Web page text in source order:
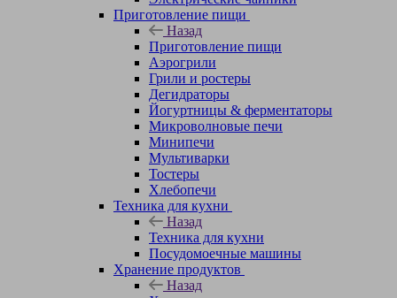
Приготовление пищи
Назад
Приготовление пищи
Аэрогрили
Грили и ростеры
Дегидраторы
Йогуртницы & ферментаторы
Микроволновые печи
Минипечи
Мультиварки
Тостеры
Хлебопечи
Техника для кухни
Назад
Техника для кухни
Посудомоечные машины
Хранение продуктов
Назад